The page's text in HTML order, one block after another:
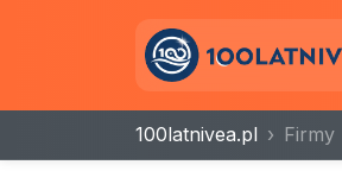
100latnivea.pl Firmy